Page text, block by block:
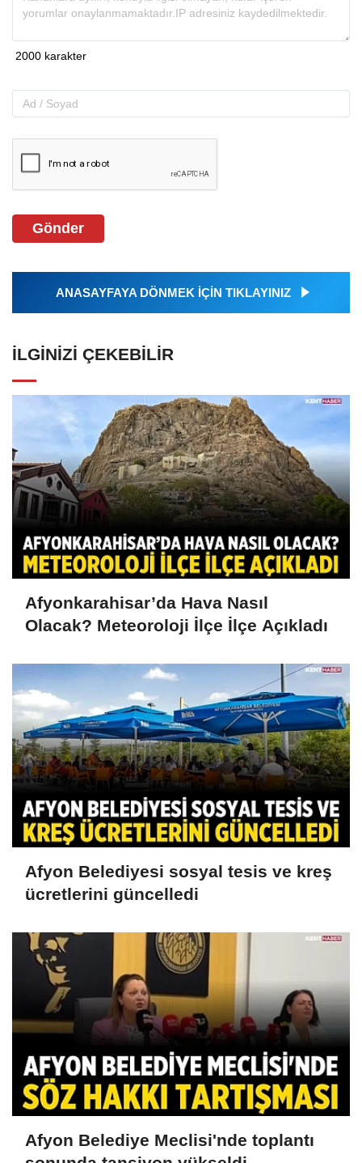
Gönder
ANASAYFAYA DÖNMEK İÇİN TIKLAYINIZ
İLGINIZI ÇEKEBILIR
Afyonkarahisar’da Hava Nasıl
Olacak? Meteoroloji İlçe İlçe Açıkladı
Afyon Belediyesi sosyal tesis ve kreş
ücretlerini güncelledi
Afyon Belediye Meclisi'nde toplantı